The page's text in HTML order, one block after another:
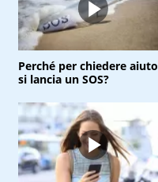
Perché per chiedere aiuto
si lancia un SOS?